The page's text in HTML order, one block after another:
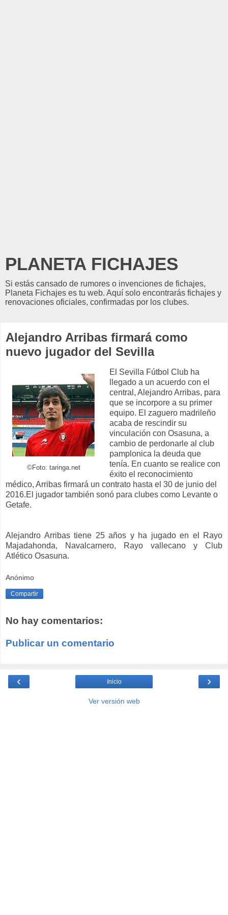
PLANETA FICHAJES
Si estás cansado de rumores o invenciones de fichajes,
Planeta Fichajes es tu web. Aquí solo encontrarás fichajes y
renovaciones oficiales, confirmadas por los clubes.
Alejandro Arribas firmará como
nuevo jugador del Sevilla
©Foto: taringa.net
El Sevilla Fútbol Club ha
llegado a un acuerdo con el
central, Alejandro Arribas, para
que se incorpore a su primer
equipo. El zaguero madrileño
acaba de rescindir su
vinculación con Osasuna, a
cambio de perdonarle al club
pamplonica la deuda que
tenía. En cuanto se realice con
éxito el reconocimiento
médico, Arribas firmará un contrato hasta el 30 de junio del
2016.El jugador también sonó para clubes como Levante o
Getafe.
Alejandro Arribas tiene 25 años y ha jugado en el Rayo
Majadahonda, Navalcarnero, Rayo vallecano y Club
Atlético Osasuna.
Anónimo
Compartir
No hay comentarios:
Publicar un comentario
‹ ›
Inicio
Ver versión web